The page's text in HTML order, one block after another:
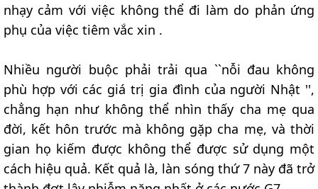
nhạy cảm với việc không thể đi làm do phản ứng
phụ của việc tiêm vắc xin .
Nhiều người buộc phải trải qua ``nỗi đau không
phù hợp với các giá trị gia đình của người Nhật '',
chẳng hạn như không thể nhìn thấy cha mẹ qua
đời, kết hôn trước mà không gặp cha mẹ, và thời
gian họ kiếm được không thể được sử dụng một
cách hiệu quả. Kết quả là, làn sóng thứ 7 này đã trở